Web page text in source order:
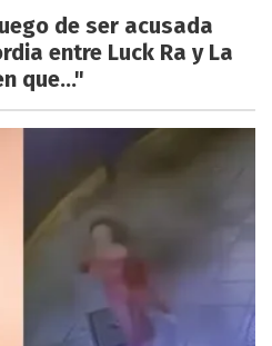
de ser acusada
entre Luck Ra y La
que..."